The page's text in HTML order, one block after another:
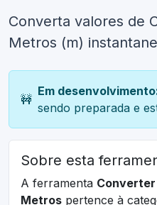
Converta valores de
Metros (m)
🚧
Em
sendo preparada e
Sobre esta
A ferramenta
Metros pertence à